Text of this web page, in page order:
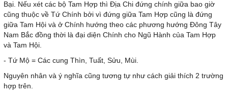
Bại. Nếu xét các bộ Tam Hợp thì Địa Chi đứng chính giữa bao giờ
cũng thuộc về Tứ Chính bởi vì đứng giữa Tam Hợp cũng là đứng
giữa Tam Hội và ở Chính hướng theo các phương hướng Đông Tây
Nam Bắc đồng thời là đại diện Chính cho Ngũ Hành của Tam Hợp
và Tam Hội.
- Tứ Mộ = Các cung Thìn, Tuất, Sửu, Mùi.
Nguyên nhân và ý nghĩa cũng tương tự như cách giải thích 2 trường
hợp trên.